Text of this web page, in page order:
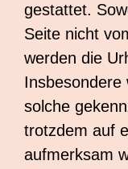
gestattet.
Seite nicht
werden die
Insbesondere
solche
trotzdem auf
aufmerksam